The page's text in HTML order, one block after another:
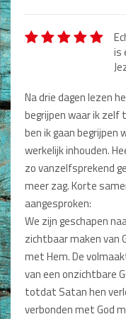
Type nog 50
is
Na drie dagen lezen
begrijpen waar ik zelf
ben ik gaan begrijpen
werkelijk inhouden.
zo vanzelfsprekend
meer zag. Korte
aangesproken:
We zijn geschapen
zichtbaar maken van
met Hem. De
van een onzichtbare
totdat Satan hen
verbonden met God